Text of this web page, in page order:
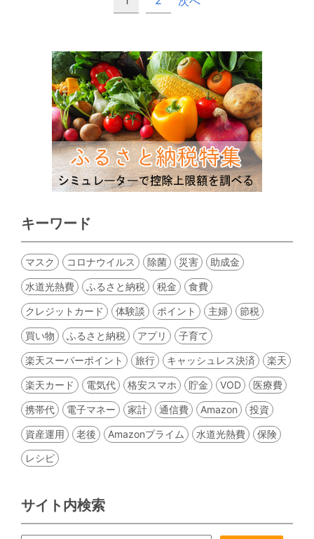
キーワード
マスク コロナウイルス 除菌 災害 助成金
水道光熱費 ふるさと納税 税金 食費
クレジットカード 体験談 ポイント 主婦 節税
買い物 ふるさと納税 アプリ 子育て
楽天スーパーポイント 旅行 キャッシュレス決済 楽天
楽天カード 電気代 格安スマホ 貯金 VOD 医療費
携帯代 電子マネー 家計 通信費 Amazon 投資
資産運用 老後 Amazonプライム 水道光熱費
保険
レシピ
サイト内検索